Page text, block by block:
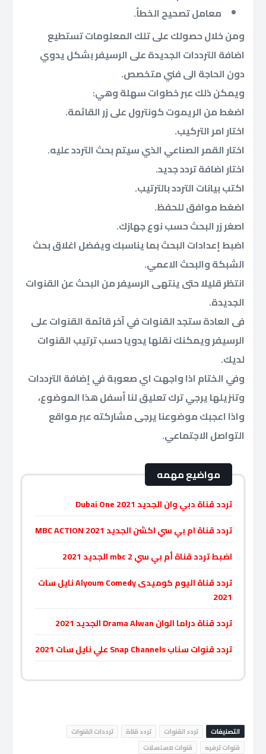
معامل تصحيح الخطأ.
ومن خلال حصولك على تلك المعلومات تستطيع
اضافة الترددات الجديدة على الرسيفر بشكل يدوي
دون الحاجة الى فني متخصص.
ويمكن ذلك عبر خطوات سهلة وهي:
اضغط من الريموت كونترول على زر القائمة.
اختار امر التركيب.
اختار القمر الصناعي الذي سيتم بحث التردد عليه.
اختار اضافة تردد جديد.
اكتب بيانات التردد بالترتيب.
اضغط موافق للحفظ.
اصغر زر البحث حسب نوع جهازك.
اضبط إعدادات البحث بما يناسبك ويفضل اغلاق بحث
الشبكة والبحث الاعمي.
انتظر قليلا حتى ينتهى الرسيفر من البحث عن القنوات
الجديدة.
فى العادة ستجد القنوات في آخر قائمة القنوات على
الرسيفر ويمكنك نقلها يدويا حسب ترتيب القنوات
لديك.
وفي الختام اذا واجهت اي صعوبة في إضافة الترددات
وتنزيلها يرجي ترك تعليق لنا أسفل هذا الموضوع،
واذا اعجبك موضوعنا يرجى مشاركته عبر مواقع
التواصل الاجتماعي.
مواضيع مهمه
تردد قناة دبي وان الجديد Dubai One 2021
تردد قناة ام بي سي اكشن الجديد MBC ACTION 2021
اضبط تردد قناة أم بي سي mbc 2 الجديد 2021
تردد قناة اليوم كوميدى Alyoum Comedy نايل سات
2021
تردد قناة دراما الوان Drama Alwan الجديد 2021
تردد قنوات سناب Snap Channels علي نايل سات 2021
التصنيفات تردد القنوات تردد قناة
ترددات القنوات
قنوات ترفيه
قنوات مسلسلات